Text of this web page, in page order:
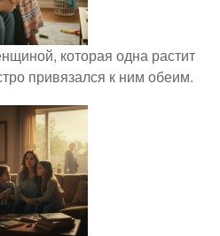
которая одна растит
привязался к ним обеим.